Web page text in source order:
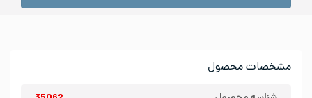
مشخصات محصول